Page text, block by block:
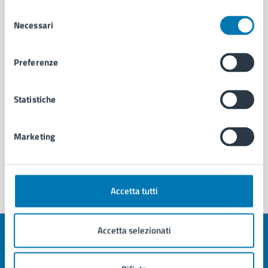
delNecessari
Preferenze
Statistiche
Marketing
Accetta tutti
Accetta selezionati
Quanto sono chiare le informazioni su questa